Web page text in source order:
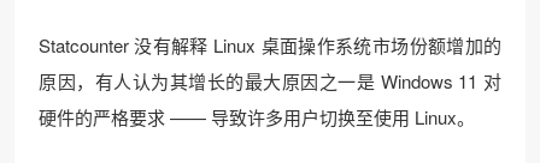
Statcounter 没有解释 Linux 桌面操作系统市场份额增加的
原因，有人认为其增长的最大原因之一是 Windows 11 对
硬件的严格要求 —— 导致许多用户切换至使用 Linux。